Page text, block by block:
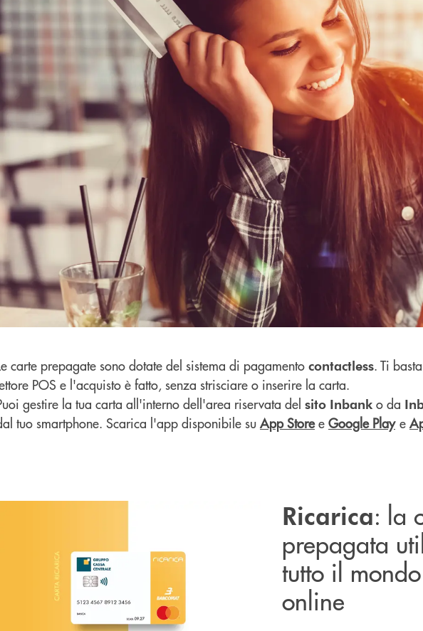
carte prepagate sono dotate del sistema di pagamento contactless. Ti
POS e l'acquisto è fatto, senza strisciare o inserire la carta.
gestire la tua carta all'interno dell'area riservata del sito Inbank o da
tuo smartphone. Scarica l'app disponibile suApp Storee Google Play e
Ricarica: la
prepagata
tutto il
online